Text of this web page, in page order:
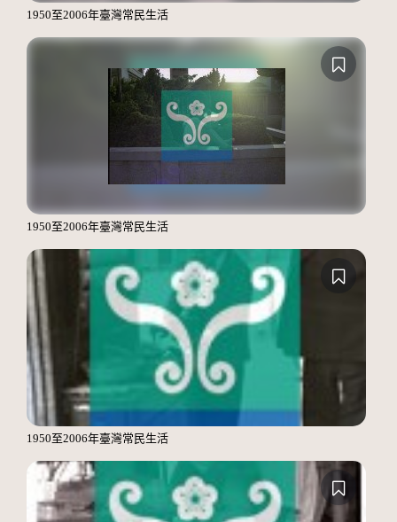
1950至2006年臺灣常民生活
1950至2006年臺灣常民生活
1950至2006年臺灣常民生活